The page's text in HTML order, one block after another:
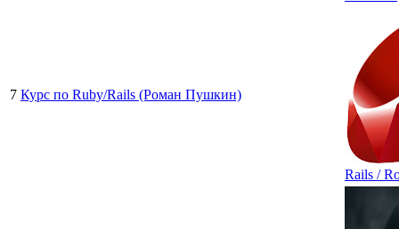
7 Курс по Ruby/Rails (Роман Пушкин)
Rails /